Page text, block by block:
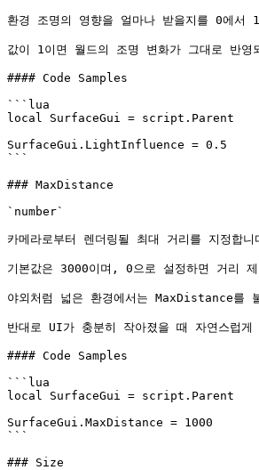
환경 조명의 영향을 얼마나 받을지를 0에서
값이 1이면 월드의 조명 변화가 그대로 반
#### Code Samples
```lua
local SurfaceGui = script.Parent
SurfaceGui.LightInfluence = 0.5
```
### MaxDistance
`number`
카메라로부터 렌더링될 최대 거리를 지정합니
기본값은 3000이며, 0으로 설정하면 거리
야외처럼 넓은 환경에서는 MaxDistance를
반대로 UI가 충분히 작아졌을 때 자연스럽
#### Code Samples
```lua
local SurfaceGui = script.Parent
SurfaceGui.MaxDistance = 1000
```
### Size